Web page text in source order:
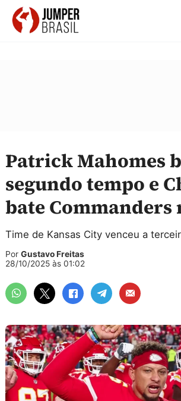
Patrick Mahomes
segundo tempo e
bate Commanders
Time de Kansas City venceu a
Por Gustavo Freitas
28/10/2025 às 01:02